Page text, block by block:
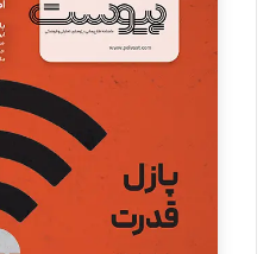
مینا پاکدل
یسنا امان‌پور
تحریریه